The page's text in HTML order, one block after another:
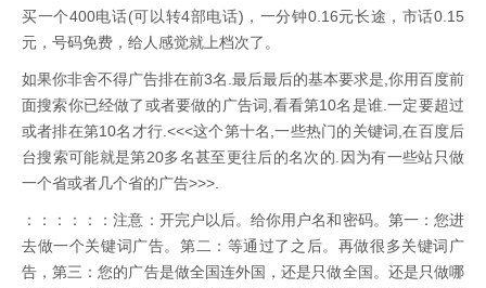
买一个400电话(可以转4部电话)，一分钟0.16元长途，市话0.15
元，号码免费，给人感觉就上档次了。
如果你非舍不得广告排在前3名.最后最后的基本要求是,你用百度前
面搜索你已经做了或者要做的广告词,看看第10名是谁.一定要超过
或者排在第10名才行.<<<这个第十名,一些热门的关键词,在百度后
台搜索可能就是第20多名甚至更往后的名次的.因为有一些站只做
一个省或者几个省的广告>>>.
：：：：：：注意：开完户以后。给你用户名和密码。第一：您进
去做一个关键词广告。第二：等通过了之后。再做很多关键词广
告，第三：您的广告是做全国连外国，还是只做全国。还是只做哪